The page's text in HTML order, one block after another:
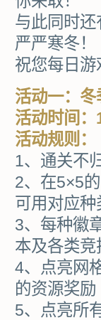
与此同时
严严寒冬！
祝您每日
活动一：
活动时间
活动规则：
1、通关不
2、在5×5
可用对应
3、每种徽
本及各类竞
4、点亮网
的资源奖励
5、点亮所